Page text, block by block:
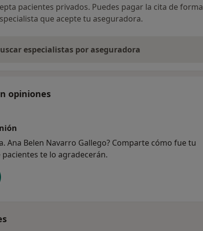
pacientes privados. Puedes pagar la cita de forma
que acepte tu aseguradora.
especialistas por aseguradora
opiniones
Ana Belen Navarro Gallego? Comparte cómo fue tu
te lo agradecerán.